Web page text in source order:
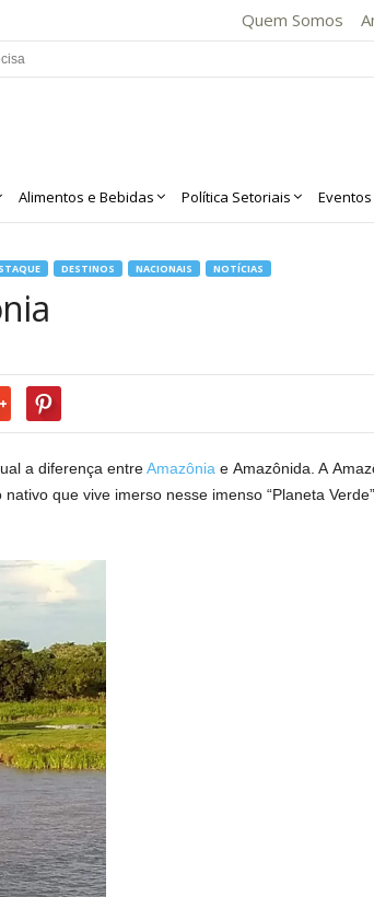
Quem Somos
Alimentos e Bebidas Política Setoriais Eventos
DESTINOS NACIONAIS NOTÍCIAS
a diferença entreAmazônia e Amazônida. A
que vive imerso nesse imenso “Planeta Verde”,